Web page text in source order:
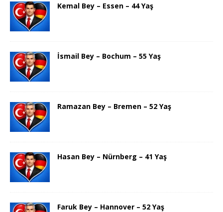
Kemal Bey – Essen – 44 Yaş
İsmail Bey – Bochum – 55 Yaş
Ramazan Bey – Bremen – 52 Yaş
Hasan Bey – Nürnberg – 41 Yaş
Faruk Bey – Hannover – 52 Yaş